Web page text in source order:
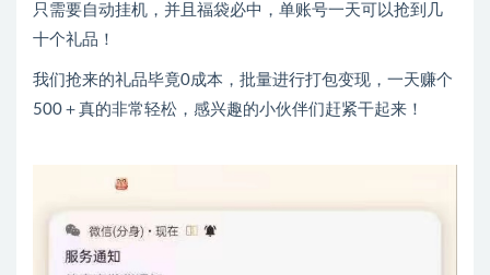
只需要自动挂机，并且福袋必中，单账号一天可以抢到几
十个礼品！
我们抢来的礼品毕竟0成本，批量进行打包变现，一天赚个
500＋真的非常轻松，感兴趣的小伙伴们赶紧干起来！